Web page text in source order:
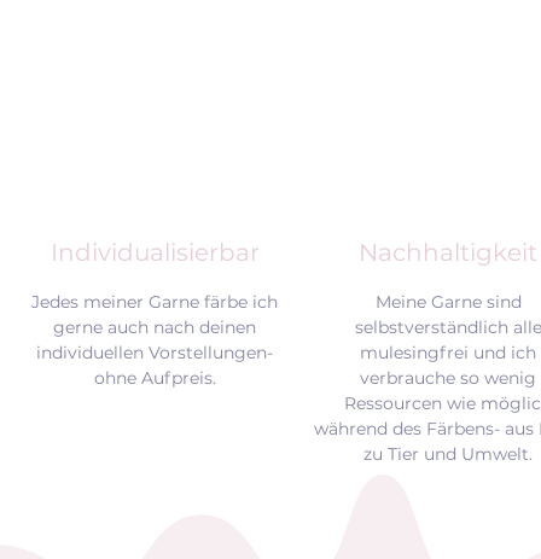
Individualisierbar Nachhaltigkeit
Jedes meiner Garne färbe ich
gerne auch nach deinen
individuellen Vorstellungen-
ohne Aufpreis.
Meine Garne sind
selbstverständlich alle
mulesingfrei und ich
verbrauche so wenig
Ressourcen wie
während des Färbens- aus
zu Tier und Umwelt.